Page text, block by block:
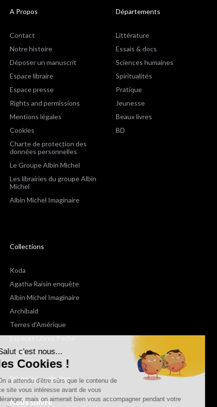
Salut c'est nous...
les Cookies !
On a attendu d'être sûrs que le contenu de
ce site vous intéresse avant de vous
déranger, mais on aimerait bien vous accompagner pendant votre
A Propos
Contact
Notre histoire
Déposer un manuscrit
Espace libraire
Espace presse
Rights and permissions
Mentions légales
Cookies
Charte de protection des
données personnelles
Le Groupe Albin Michel
Les librairies du groupe Albin
Michel
Albin Michel Imaginaire
Départements
Littérature
Essais & docs
Sciences humaines
Spiritualités
Pratique
Jeunesse
Beaux livres
BD
Collections
Koda
Agatha Raisin enquête
Albin Michel Imaginaire
Archibald
Terres d'Amérique
Espaces Libres Poche
NOX
Wiz
Voir toutes les collections
Nous suivre